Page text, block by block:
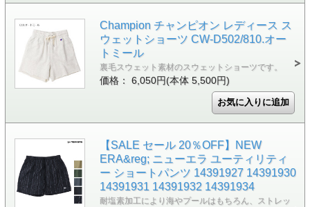
Champion チャンピオン レディース ス
ウェットショーツ CW-D502/810.オー
トミール
裏毛スウェット素材のスウェットショーツです。
価格： 6,050円(本体 5,500円)
【SALE セール 20％OFF】NEW
ERA&reg; ニューエラ ユーティリティ
ー ショートパンツ 14391927 14391930
14391931 14391932 14391934
耐塩素加工により海やプールはもちろん、ストレッ